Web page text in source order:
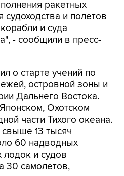
и суда
- сообщили в пресс-
о старте учений по
Дальнего Востока.
Охотском
части Тихого океана.
13 тысяч
60 надводных
и судов
30 самолетов,
комплексы.